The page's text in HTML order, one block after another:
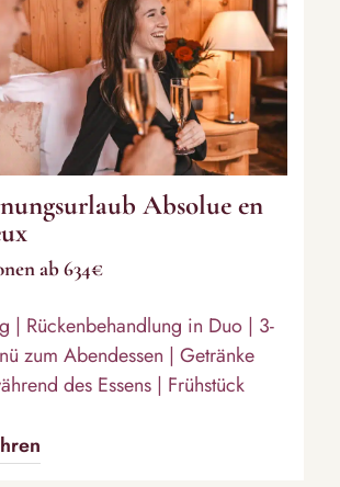
Absolue en
ab 634€
| Rückenbehandlung in Duo | 3-
zum Abendessen | Getränke
des Essens | Frühstück